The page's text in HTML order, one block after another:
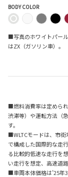
BODY COLOR
■写真のホワイトパー
はZX（ガソリン車）。
■燃料消費率は定めら
渋滞等）や運転方法（
す。
■WLTCモードは、市
で構成した国際的な走
る比較的低速な走行を
い走行を想定、高速道
■車両本体価格は’25年